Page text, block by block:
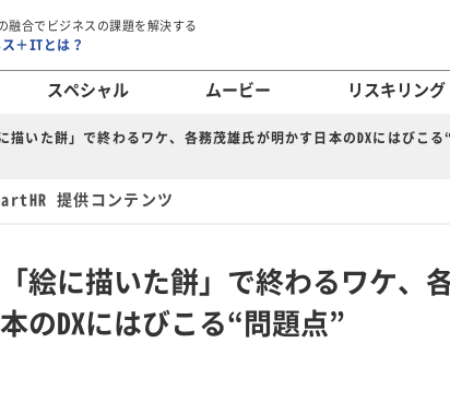
融合でビジネスの課題を解決する
＋ITとは？
スペシャル ムービー リスキリング
描いた餅」で終わるワケ、各務茂雄氏が明かす日本のDXにはびこる
提供コンテンツ
「絵に描いた餅」で終わるワケ、
のDXにはびこる“問題点”